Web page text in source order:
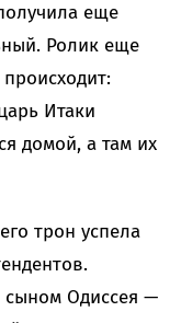
еще
Ролик еще
Итаки
домой, а там их
трон успела
сыном Одиссея —